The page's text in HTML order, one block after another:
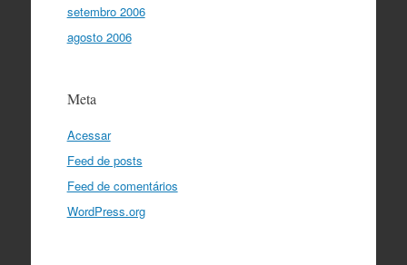
setembro 2006
agosto 2006
Meta
Acessar
Feed de posts
Feed de comentários
WordPress.org